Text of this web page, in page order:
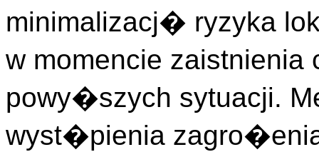
minimalizacj� ryzyka
w momencie
powy�szych sytuacji.
wyst�pienia